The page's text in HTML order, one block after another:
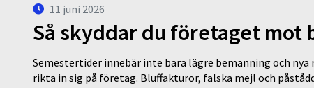
11 juni 2026
Så skyddar du företaget mot
Semestertider innebär inte bara lägre bemanning och nya
rikta in sig på företag. Bluffakturor, falska mejl och